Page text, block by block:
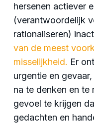
hersenen actiever
(verantwoordelijk
rationaliseren)
van de meest
misselijkheid. Er
urgentie en
na te denken en te
gevoel te krijgen
gedachten en